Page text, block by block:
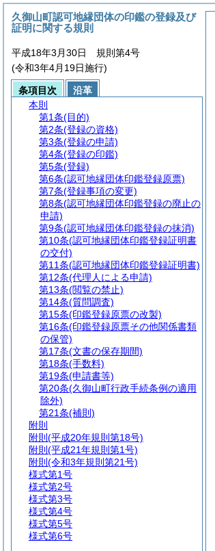
久御山町認可地縁団体の印鑑の登録及び
証明に関する規則
平成18年3月30日 規則第4号
(令和3年4月19日施行)
条項目次
沿革
本則
第1条(目的)
第2条(登録の資格)
第3条(登録の申請)
第4条(登録の印鑑)
第5条(登録)
第6条(認可地縁団体印鑑登録原票)
第7条(登録事項の変更)
第8条(認可地縁団体印鑑登録の廃止の
申請)
第9条(認可地縁団体印鑑登録の抹消)
第10条(認可地縁団体印鑑登録証明書
の交付)
第11条(認可地縁団体印鑑登録証明書)
第12条(代理人による申請)
第13条(閲覧の禁止)
第14条(質問調査)
第15条(印鑑登録原票の改製)
第16条(印鑑登録原票その他関係書類
の保管)
第17条(文書の保存期間)
第18条(手数料)
第19条(申請書等)
第20条(久御山町行政手続条例の適用
除外)
第21条(補則)
附則
附則 (平成20年規則第18号)
附則 (平成21年規則第1号)
附則 (令和3年規則第21号)
様式第1号
様式第2号
様式第3号
様式第4号
様式第5号
様式第6号